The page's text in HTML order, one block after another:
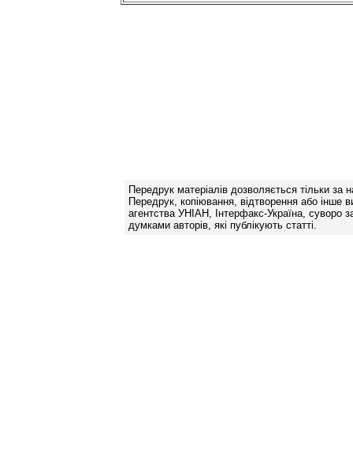
Передрук матеріалів дозволяється тільки за
Передрук, копіювання, відтворення або інше
агентства УНІАН, Інтерфакс-Україна, суворо
думками авторів, які публікують статті.